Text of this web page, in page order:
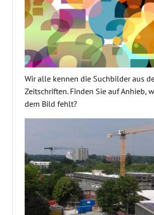
Wir alle kennen die Suchbilder aus
Zeitschriften. Finden Sie auf Anhieb,
dem Bild fehlt?